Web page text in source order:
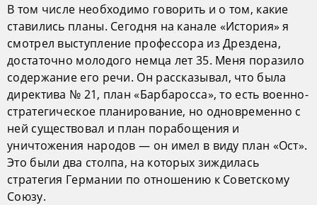
В том числе необходимо говорить и о том, какие
ставились планы. Сегодня на канале «История» я
смотрел выступление профессора из Дрездена,
достаточно молодого немца лет 35. Меня поразило
содержание его речи. Он рассказывал, что была
директива № 21, план «Барбаросса», то есть военно-
стратегическое планирование, но одновременно с
ней существовал и план порабощения и
уничтожения народов — он имел в виду план «Ост».
Это были два столпа, на которых зиждилась
стратегия Германии по отношению к Советскому
Союзу.